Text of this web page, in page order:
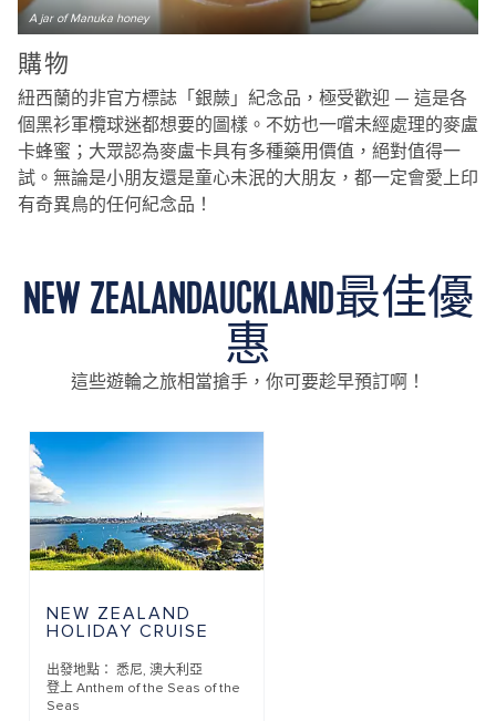
A jar of Manuka honey
購物
紐西蘭的非官方標誌「銀蕨」紀念品，極受歡迎 — 這是各
個黑衫軍欖球迷都想要的圖樣。不妨也一嚐未經處理的麥盧
卡蜂蜜；大眾認為麥盧卡具有多種藥用價值，絕對值得一
試。無論是小朋友還是童心未泯的大朋友，都一定會愛上印
有奇異鳥的任何紀念品！
NEW ZEALANDAUCKLAND最佳優
惠
這些遊輪之旅相當搶手，你可要趁早預訂啊！
NEW ZEALAND
HOLIDAY CRUISE
出發地點： 悉尼, 澳大利亞
登上 Anthem of the Seas of the
Seas